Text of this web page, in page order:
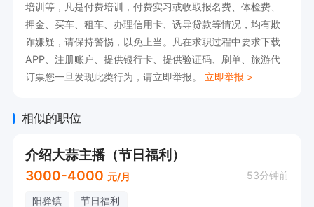
培训等，凡是付费培训，付费实习或收取报名费、体检费、
押金、买车、租车、办理信用卡、诱导贷款等情况，均有欺
诈嫌疑，请保持警惕，以免上当。凡在求职过程中要求下载
APP、注册账户、提供银行卡、提供验证码、刷单、旅游代
订票您一旦发现此类行为，请立即举报。 立即举报 >
相似的职位
介绍大蒜主播（节日福利）
3000-4000 元/月 53分钟前
阳驿镇 节日福利